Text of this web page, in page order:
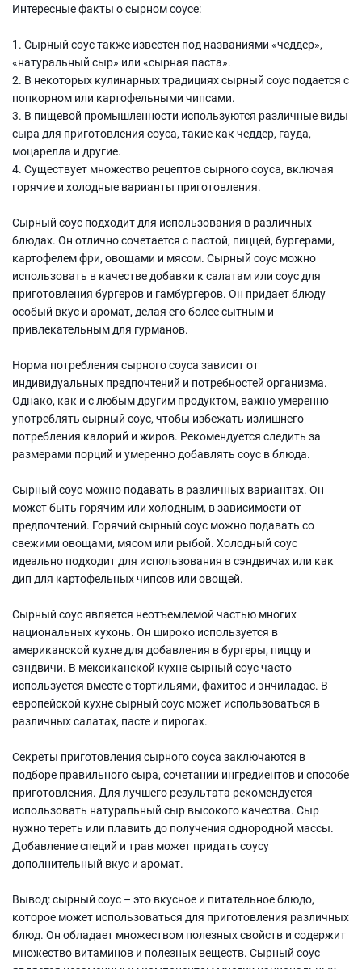
Интересные факты о сырном соусе:
1. Сырный соус также известен под названиями «чеддер»,
«натуральный сыр» или «сырная паста».
2. В некоторых кулинарных традициях сырный соус подается с
попкорном или картофельными чипсами.
3. В пищевой промышленности используются различные виды
сыра для приготовления соуса, такие как чеддер, гауда,
моцарелла и другие.
4. Существует множество рецептов сырного соуса, включая
горячие и холодные варианты приготовления.
Сырный соус подходит для использования в различных
блюдах. Он отлично сочетается с пастой, пиццей, бургерами,
картофелем фри, овощами и мясом. Сырный соус можно
использовать в качестве добавки к салатам или соус для
приготовления бургеров и гамбургеров. Он придает блюду
особый вкус и аромат, делая его более сытным и
привлекательным для гурманов.
Норма потребления сырного соуса зависит от
индивидуальных предпочтений и потребностей организма.
Однако, как и с любым другим продуктом, важно умеренно
употреблять сырный соус, чтобы избежать излишнего
потребления калорий и жиров. Рекомендуется следить за
размерами порций и умеренно добавлять соус в блюда.
Сырный соус можно подавать в различных вариантах. Он
может быть горячим или холодным, в зависимости от
предпочтений. Горячий сырный соус можно подавать со
свежими овощами, мясом или рыбой. Холодный соус
идеально подходит для использования в сэндвичах или как
дип для картофельных чипсов или овощей.
Сырный соус является неотъемлемой частью многих
национальных кухонь. Он широко используется в
американской кухне для добавления в бургеры, пиццу и
сэндвичи. В мексиканской кухне сырный соус часто
используется вместе с тортильями, фахитос и энчиладас. В
европейской кухне сырный соус может использоваться в
различных салатах, пасте и пирогах.
Секреты приготовления сырного соуса заключаются в
подборе правильного сыра, сочетании ингредиентов и способе
приготовления. Для лучшего результата рекомендуется
использовать натуральный сыр высокого качества. Сыр
нужно тереть или плавить до получения однородной массы.
Добавление специй и трав может придать соусу
дополнительный вкус и аромат.
Вывод: сырный соус – это вкусное и питательное блюдо,
которое может использоваться для приготовления различных
блюд. Он обладает множеством полезных свойств и содержит
множество витаминов и полезных веществ. Сырный соус